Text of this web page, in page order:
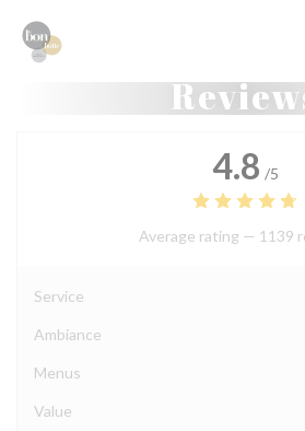
4.8 /5
Average rating — 1139
Service
Ambiance
Menus
Value